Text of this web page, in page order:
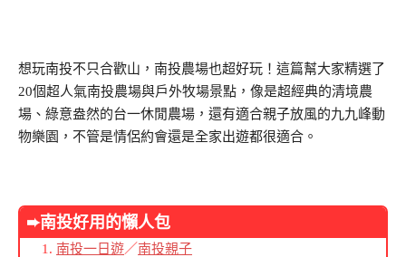
想玩南投不只合歡山，南投農場也超好玩！這篇幫大家精選了
20個超人氣南投農場與戶外牧場景點，像是超經典的清境農
場、綠意盎然的台一休閒農場，還有適合親子放風的九九峰動
物樂園，不管是情侶約會還是全家出遊都很適合。
➨南投好用的懶人包
南投一日遊／南投親子